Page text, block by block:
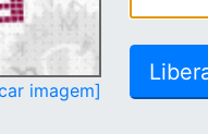
imagem]